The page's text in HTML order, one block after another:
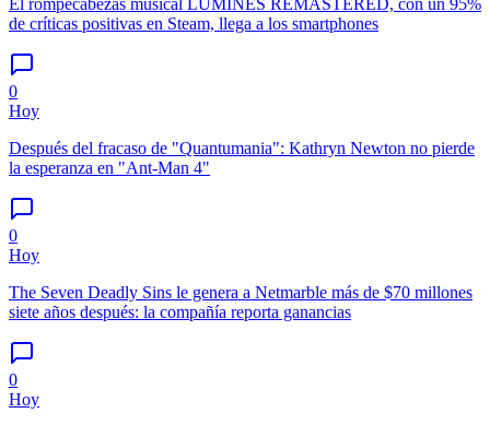
de críticas positivas en Steam, llega a los smartphones
0
Hoy
Después del fracaso de "Quantumania": Kathryn Newton no pierde
la esperanza en "Ant-Man 4"
0
Hoy
The Seven Deadly Sins le genera a Netmarble más de $70 millones
siete años después: la compañía reporta ganancias
0
Hoy